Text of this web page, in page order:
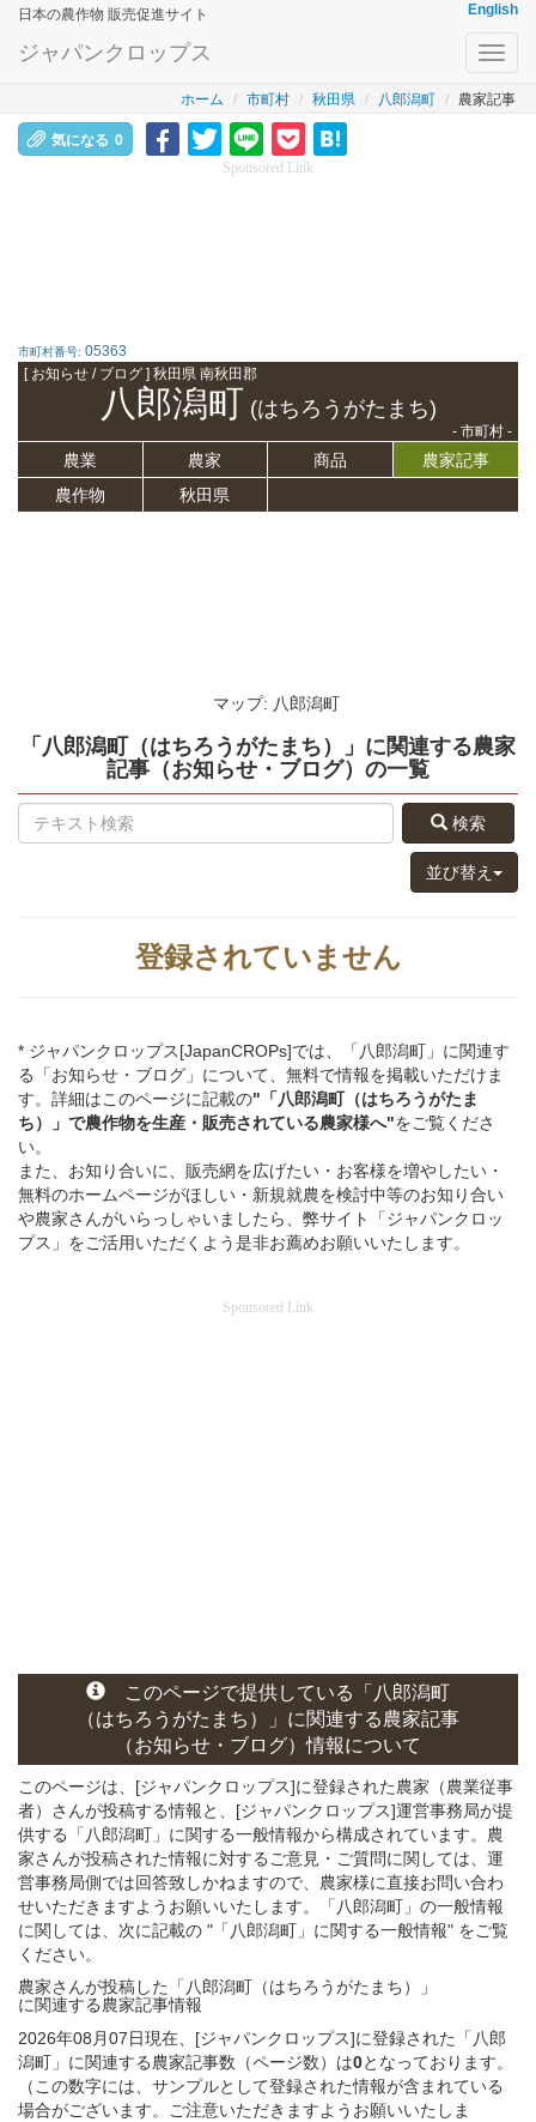
日本の農作物 販売促進サイト English
ジャパンクロップス
ホーム 市町村 秋田県 八郎潟町 農家記事
気になる 0
Sponsored Link
市町村番号: 05363
[ お知らせ / ブログ ] 秋田県 南秋田郡
八郎潟町 (はちろうがたまち)
- 市町村 -
農業 農家 商品
農家記事
農作物
秋田県
マップ: 八郎潟町
「八郎潟町（はちろうがたまち）」 に関連する農家
記事（お知らせ・ブログ） の一覧
検索
並び替え
登録されていません
* ジャパンクロップス[JapanCROPs]では、「八郎潟町」に関連す
る「お知らせ・ブログ」について、無料で情報を掲載いただけま
す。詳細はこのページに記載の"「八郎潟町（はちろうがたま
ち）」 で農作物を生産・販売されている農家様へ"をご覧くださ
い。
また、お知り合いに、販売網を広げたい・お客様を増やしたい・
無料のホームページがほしい・新規就農を検討中等のお知り合い
や農家さんがいらっしゃいましたら、弊サイト「ジャパンクロッ
プス」をご活用いただくよう是非お薦めお願いいたします。
Sponsored Link
このページで提供している
「八郎潟町
（はちろうがたまち）」 に関連する農家記事
（お知らせ・ブログ）情報について
このページは、[ジャパンクロップス]に登録された農家（農業従事
者）さんが投稿する情報と、[ジャパンクロップス]運営事務局が提
供する「八郎潟町」に関する一般情報から構成されています。農
家さんが投稿された情報に対するご意見・ご質問に関しては、運
営事務局側では回答致しかねますので、農家様に直接お問い合わ
せいただきますようお願いいたします。「八郎潟町」の一般情報
に関しては、次に記載の "「八郎潟町」に関する一般情報" をご覧
ください。
農家さんが投稿した「八郎潟町（はちろうがたまち）」
に関連する農家記事情報
2026年08月07日現在、[ジャパンクロップス]に登録された「八郎
潟町」に関連する農家記事数（ページ数）は0となっております。
（この数字には、サンプルとして登録された情報が含まれている
場合がございます。ご注意いただきますようお願いいたしま